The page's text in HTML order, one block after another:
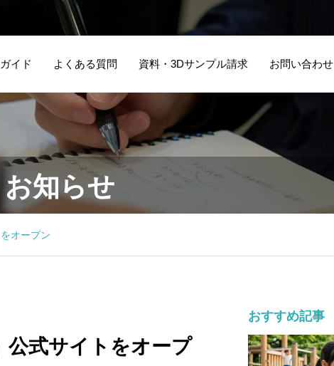
イド よくある質問 資料・3Dサンプル請求 お問い合わせ
お知らせ
オープン
公式サイトをオープ
おすすめ記事